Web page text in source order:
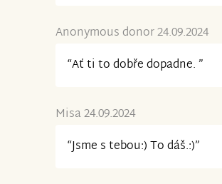
Anonymous donor 24.09.2024
“Ať ti to dobře dopadne. ”
Misa 24.09.2024
“Jsme s tebou:) To dáš.:)”